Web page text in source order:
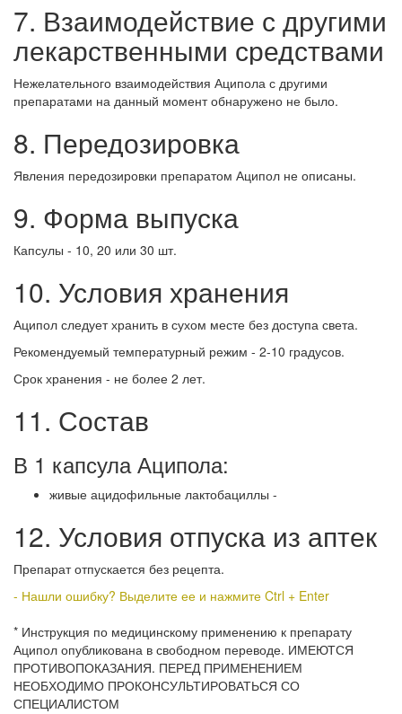
7. Взаимодействие с другими
лекарственными средствами
Нежелательного взаимодействия Аципола с другими
препаратами на данный момент обнаружено не было.
8. Передозировка
Явления передозировки препаратом Аципол не описаны.
9. Форма выпуска
Капсулы - 10, 20 или 30 шт.
10. Условия хранения
Аципол следует хранить в сухом месте без доступа света.
Рекомендуемый температурный режим - 2-10 градусов.
Срок хранения - не более 2 лет.
11. Состав
В 1 капсула Аципола:
живые ацидофильные лактобациллы -
12. Условия отпуска из аптек
Препарат отпускается без рецепта.
- Нашли ошибку? Выделите ее и нажмите Ctrl + Enter
* Инструкция по медицинскому применению к препарату
Аципол опубликована в свободном переводе. ИМЕЮТСЯ
ПРОТИВОПОКАЗАНИЯ. ПЕРЕД ПРИМЕНЕНИЕМ
НЕОБХОДИМО ПРОКОНСУЛЬТИРОВАТЬСЯ СО
СПЕЦИАЛИСТОМ